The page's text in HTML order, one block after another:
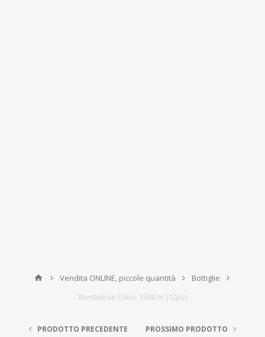
Vendita ONLINE, piccole quantità
Bottiglie
Bordolese Class 1500 ts (12pz)
PRODOTTO PRECEDENTE PROSSIMO PRODOTTO